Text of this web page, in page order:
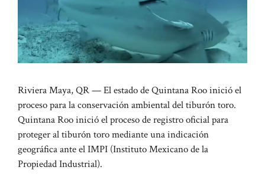
Riviera Maya, QR — El estado de Quintana Roo inició el
proceso para la conservación ambiental del tiburón toro.
Quintana Roo inició el proceso de registro oficial para
proteger al tiburón toro mediante una indicación
geográfica ante el IMPI (Instituto Mexicano de la
Propiedad Industrial).